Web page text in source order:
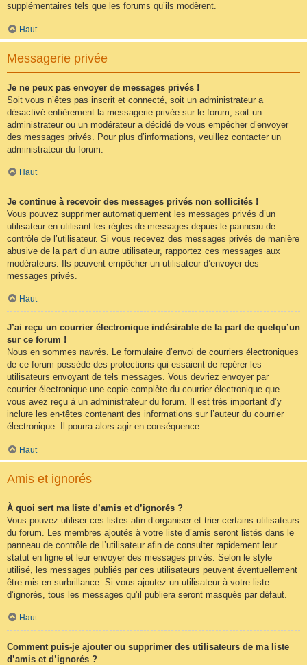
supplémentaires tels que les forums qu’ils modèrent.
Haut
Messagerie privée
Je ne peux pas envoyer de messages privés !
Soit vous n’êtes pas inscrit et connecté, soit un administrateur a
désactivé entièrement la messagerie privée sur le forum, soit un
administrateur ou un modérateur a décidé de vous empêcher d’envoyer
des messages privés. Pour plus d’informations, veuillez contacter un
administrateur du forum.
Haut
Je continue à recevoir des messages privés non sollicités !
Vous pouvez supprimer automatiquement les messages privés d’un
utilisateur en utilisant les règles de messages depuis le panneau de
contrôle de l’utilisateur. Si vous recevez des messages privés de manière
abusive de la part d’un autre utilisateur, rapportez ces messages aux
modérateurs. Ils peuvent empêcher un utilisateur d’envoyer des
messages privés.
Haut
J’ai reçu un courrier électronique indésirable de la part de quelqu’un
sur ce forum !
Nous en sommes navrés. Le formulaire d’envoi de courriers électroniques
de ce forum possède des protections qui essaient de repérer les
utilisateurs envoyant de tels messages. Vous devriez envoyer par
courrier électronique une copie complète du courrier électronique que
vous avez reçu à un administrateur du forum. Il est très important d’y
inclure les en-têtes contenant des informations sur l’auteur du courrier
électronique. Il pourra alors agir en conséquence.
Haut
Amis et ignorés
À quoi sert ma liste d’amis et d’ignorés ?
Vous pouvez utiliser ces listes afin d’organiser et trier certains utilisateurs
du forum. Les membres ajoutés à votre liste d’amis seront listés dans le
panneau de contrôle de l’utilisateur afin de consulter rapidement leur
statut en ligne et leur envoyer des messages privés. Selon le style
utilisé, les messages publiés par ces utilisateurs peuvent éventuellement
être mis en surbrillance. Si vous ajoutez un utilisateur à votre liste
d’ignorés, tous les messages qu’il publiera seront masqués par défaut.
Haut
Comment puis-je ajouter ou supprimer des utilisateurs de ma liste
d’amis et d’ignorés ?